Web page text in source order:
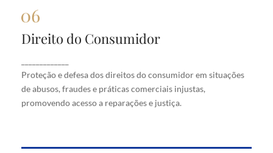
Direito do Consumidor
Proteção e defesa dos direitos do consumidor em situações
de abusos, fraudes e práticas comerciais injustas,
promovendo acesso a reparações e justiça.
Direito do Consumidor
situações de abusos, fraudes e práticas comerciais
injustas, promovendo acesso a reparações e justiça.